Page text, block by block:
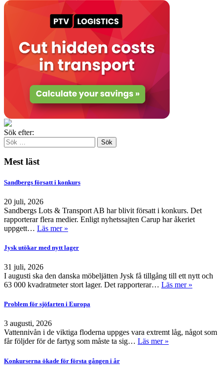
Sök efter:
Mest läst
Sandbergs försatt i konkurs
20 juli, 2026
Sandbergs Lots & Transport AB har blivit försatt i konkurs. Det
rapporterar flera medier. Enligt nyhetssajten Carup har åkeriet
uppgett… Läs mer »
Jysk utökar med nytt lager
31 juli, 2026
I augusti ska den danska möbeljätten Jysk få tillgång till ett nytt och
63 000 kvadratmeter stort lager. Det rapporterar… Läs mer »
Problem för sjöfarten i Europa
3 augusti, 2026
Vattennivån i de viktiga floderna uppges vara extremt låg, något som
får följder för de fartyg som måste ta sig… Läs mer »
Konkurserna ökade för första gången i år